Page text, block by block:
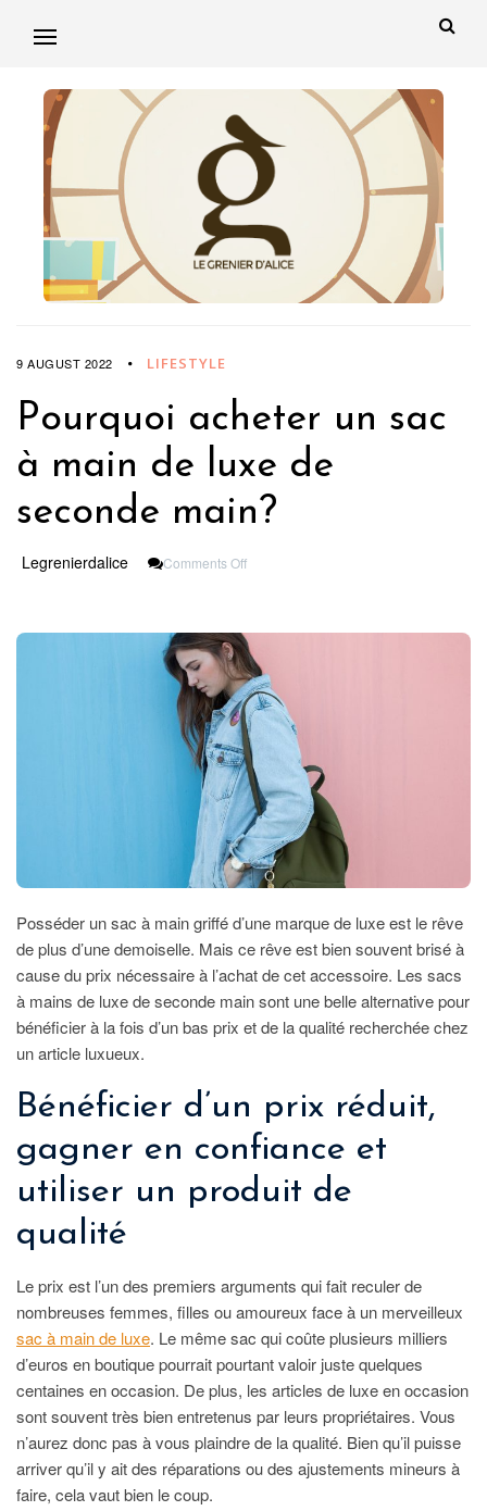
9 AUGUST 2022 LIFESTYLE
Pourquoi acheter un sac
à main de luxe de
seconde main?
Legrenierdalice Comments OffOn
Sac
À
Main
De
Luxe
De
Seconde
Main?
Posséder un sac à main griffé d’une marque de luxe est le rêve
de plus d’une demoiselle. Mais ce rêve est bien souvent brisé à
cause du prix nécessaire à l’achat de cet accessoire. Les sacs
à mains de luxe de seconde main sont une belle alternative pour
bénéficier à la fois d’un bas prix et de la qualité recherchée chez
un article luxueux.
Bénéficier d’un prix réduit,
gagner en confiance et
utiliser un produit de
qualité
Le prix est l’un des premiers arguments qui fait reculer de
nombreuses femmes, filles ou amoureux face à un merveilleux
sac à main de luxe. Le même sac qui coûte plusieurs milliers
d’euros en boutique pourrait pourtant valoir juste quelques
centaines en occasion. De plus, les articles de luxe en occasion
sont souvent très bien entretenus par leurs propriétaires. Vous
n’aurez donc pas à vous plaindre de la qualité. Bien qu’il puisse
arriver qu’il y ait des réparations ou des ajustements mineurs à
faire, cela vaut bien le coup.